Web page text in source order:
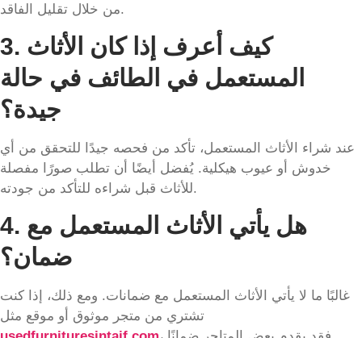
من خلال تقليل الفاقد.
3. كيف أعرف إذا كان الأثاث
المستعمل في الطائف في حالة
جيدة؟
عند شراء الأثاث المستعمل، تأكد من فحصه جيدًا للتحقق من أي
خدوش أو عيوب هيكلية. يُفضل أيضًا أن تطلب صورًا مفصلة
للأثاث قبل شراءه للتأكد من جودته.
4. هل يأتي الأثاث المستعمل مع
ضمان؟
غالبًا ما لا يأتي الأثاث المستعمل مع ضمانات. ومع ذلك، إذا كنت
تشتري من متجر موثوق أو موقع مثل